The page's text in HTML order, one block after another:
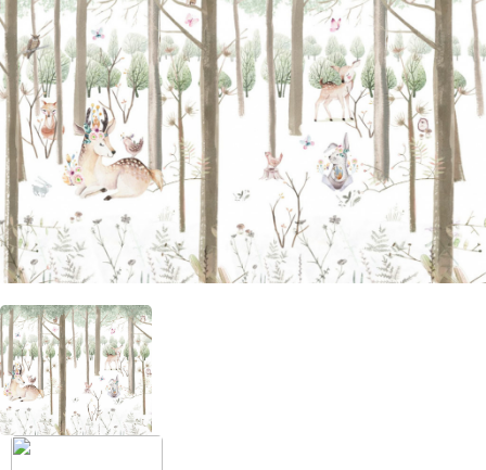
Создать свои фотообои
Акции
О нас
Контакты
+38 (097) 151 87 57
Избранное